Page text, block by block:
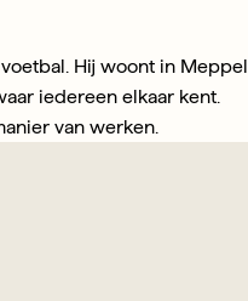
Hij woont in Meppel
iedereen elkaar kent.
van werken.